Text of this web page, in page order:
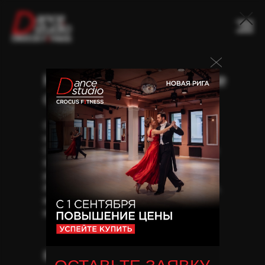
Начните танцевать уже
сейчас
Откройте мир танца благодаря
клубному членству Dance Studio by
Crocus Fitness. В вашем распоряжении
будут ежедневные группы по
различным направлениям.
Индивидуальный подход, мероприятия,
вечеринки, а также высокий уровень
комфорта и сервиса!
Виды карт